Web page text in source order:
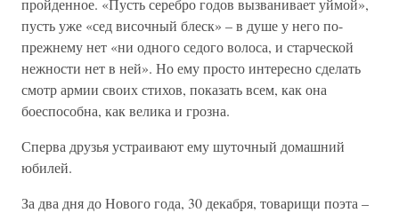
пройденное. «Пусть серебро годов вызванивает уймой»,
пусть уже «сед височный блеск» – в душе у него по-
прежнему нет «ни одного седого волоса, и старческой
нежности нет в ней». Но ему просто интересно сделать
смотр армии своих стихов, показать всем, как она
боеспособна, как велика и грозна.
Сперва друзья устраивают ему шуточный домашний
юбилей.
За два дня до Нового года, 30 декабря, товарищи поэта –